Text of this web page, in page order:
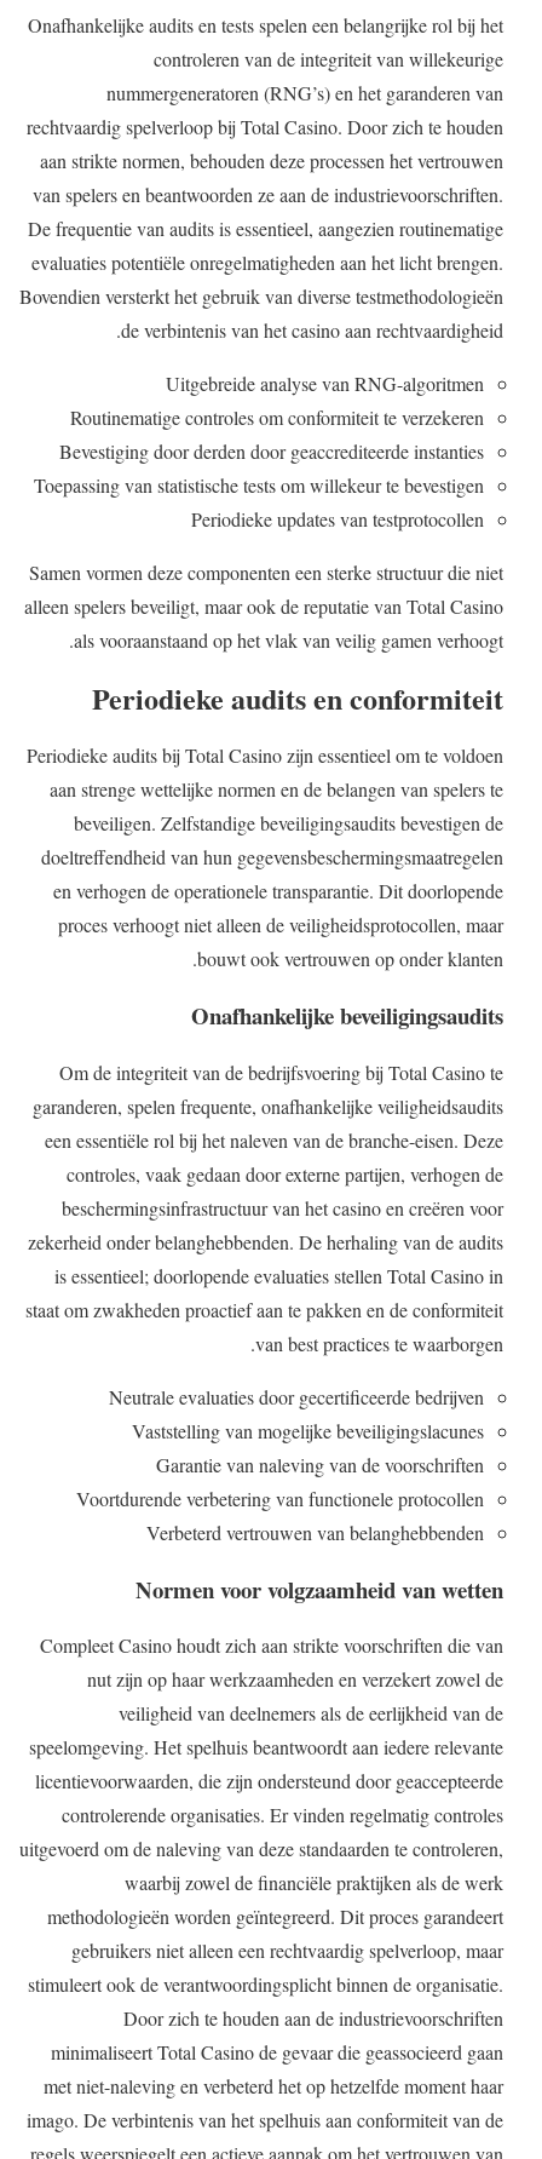
Onafhankelijke audits en tests spelen een belangrijke rol bij het
controleren van de integriteit van willekeurige
nummergeneratoren (RNG’s) en het garanderen van
rechtvaardig spelverloop bij Total Casino. Door zich te houden
aan strikte normen, behouden deze processen het vertrouwen
van spelers en beantwoorden ze aan de industrievoorschriften.
De frequentie van audits is essentieel, aangezien routinematige
evaluaties potentiële onregelmatigheden aan het licht brengen.
Bovendien versterkt het gebruik van diverse testmethodologieën
de verbintenis van het casino aan rechtvaardigheid.
Uitgebreide analyse van RNG-algoritmen
Routinematige controles om conformiteit te verzekeren
Bevestiging door derden door geaccrediteerde instanties
Toepassing van statistische tests om willekeur te bevestigen
Periodieke updates van testprotocollen
Samen vormen deze componenten een sterke structuur die niet
alleen spelers beveiligt, maar ook de reputatie van Total Casino
als vooraanstaand op het vlak van veilig gamen verhoogt.
Periodieke audits en conformiteit
Periodieke audits bij Total Casino zijn essentieel om te voldoen
aan strenge wettelijke normen en de belangen van spelers te
beveiligen. Zelfstandige beveiligingsaudits bevestigen de
doeltreffendheid van hun gegevensbeschermingsmaatregelen
en verhogen de operationele transparantie. Dit doorlopende
proces verhoogt niet alleen de veiligheidsprotocollen, maar
bouwt ook vertrouwen op onder klanten.
Onafhankelijke beveiligingsaudits
Om de integriteit van de bedrijfsvoering bij Total Casino te
garanderen, spelen frequente, onafhankelijke veiligheidsaudits
een essentiële rol bij het naleven van de branche-eisen. Deze
controles, vaak gedaan door externe partijen, verhogen de
beschermingsinfrastructuur van het casino en creëren voor
zekerheid onder belanghebbenden. De herhaling van de audits
is essentieel; doorlopende evaluaties stellen Total Casino in
staat om zwakheden proactief aan te pakken en de conformiteit
van best practices te waarborgen.
Neutrale evaluaties door gecertificeerde bedrijven
Vaststelling van mogelijke beveiligingslacunes
Garantie van naleving van de voorschriften
Voortdurende verbetering van functionele protocollen
Verbeterd vertrouwen van belanghebbenden
Normen voor volgzaamheid van wetten
Compleet Casino houdt zich aan strikte voorschriften die van
nut zijn op haar werkzaamheden en verzekert zowel de
veiligheid van deelnemers als de eerlijkheid van de
speelomgeving. Het spelhuis beantwoordt aan iedere relevante
licentievoorwaarden, die zijn ondersteund door geaccepteerde
controlerende organisaties. Er vinden regelmatig controles
uitgevoerd om de naleving van deze standaarden te controleren,
waarbij zowel de financiële praktijken als de werk
methodologieën worden geïntegreerd. Dit proces garandeert
gebruikers niet alleen een rechtvaardig spelverloop, maar
stimuleert ook de verantwoordingsplicht binnen de organisatie.
Door zich te houden aan de industrievoorschriften
minimaliseert Total Casino de gevaar die geassocieerd gaan
met niet-naleving en verbeterd het op hetzelfde moment haar
imago. De verbintenis van het spelhuis aan conformiteit van de